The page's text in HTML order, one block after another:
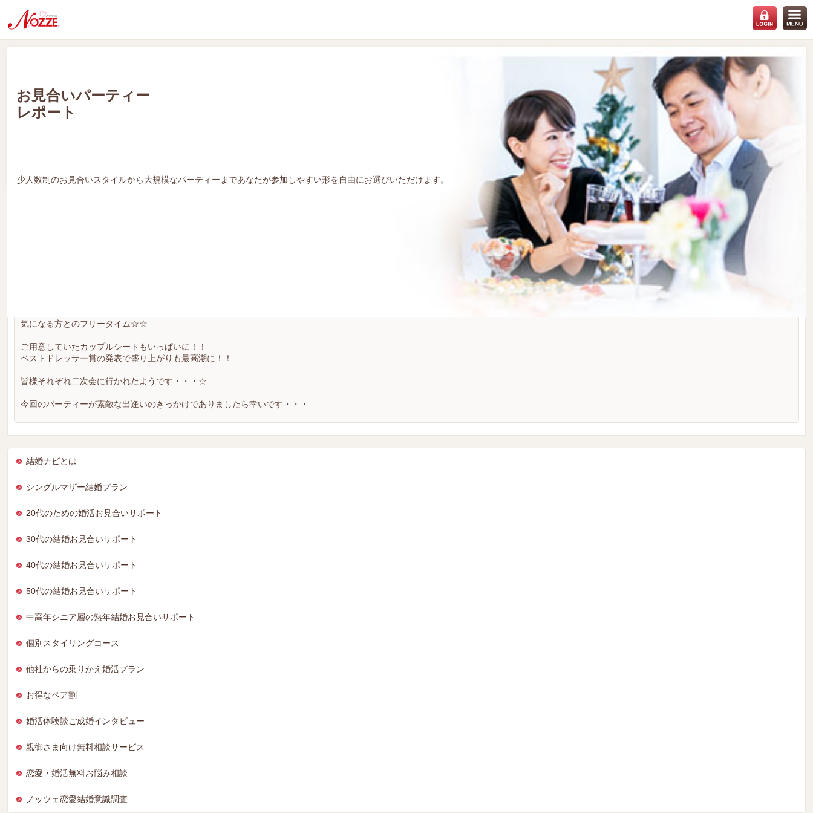
お見合いパーティー
レポート
少人数制のお見合いスタイルから大規模なパーティーまであなたが参加しやすい形を自由にお選びいただけます。
気になる方とのフリータイム☆☆
ご用意していたカップルシートもいっぱいに！！
ベストドレッサー賞の発表で盛り上がりも最高潮に！！
皆様それぞれ二次会に行かれたようです・・・☆
今回のパーティーが素敵な出逢いのきっかけでありましたら幸いです・・・
結婚ナビとは
シングルマザー結婚プラン
20代のための婚活お見合いサポート
30代の結婚お見合いサポート
40代の結婚お見合いサポート
50代の結婚お見合いサポート
中高年シニア層の熟年結婚お見合いサポート
個別スタイリングコース
他社からの乗りかえ婚活プラン
お得なペア割
婚活体験談ご成婚インタビュー
親御さま向け無料相談サービス
恋愛・婚活無料お悩み相談
ノッツェ恋愛結婚意識調査